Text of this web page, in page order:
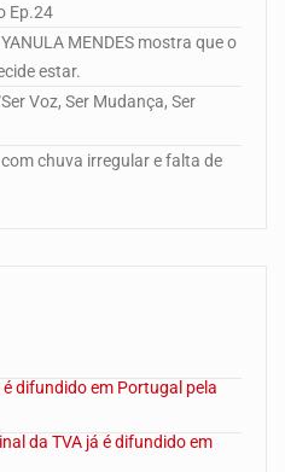
Ep.24
MENDES mostra que o
estar.
Voz, Ser Mudança, Ser
chuva irregular e falta de
é difundido em Portugal pela
da TVA já é difundido em